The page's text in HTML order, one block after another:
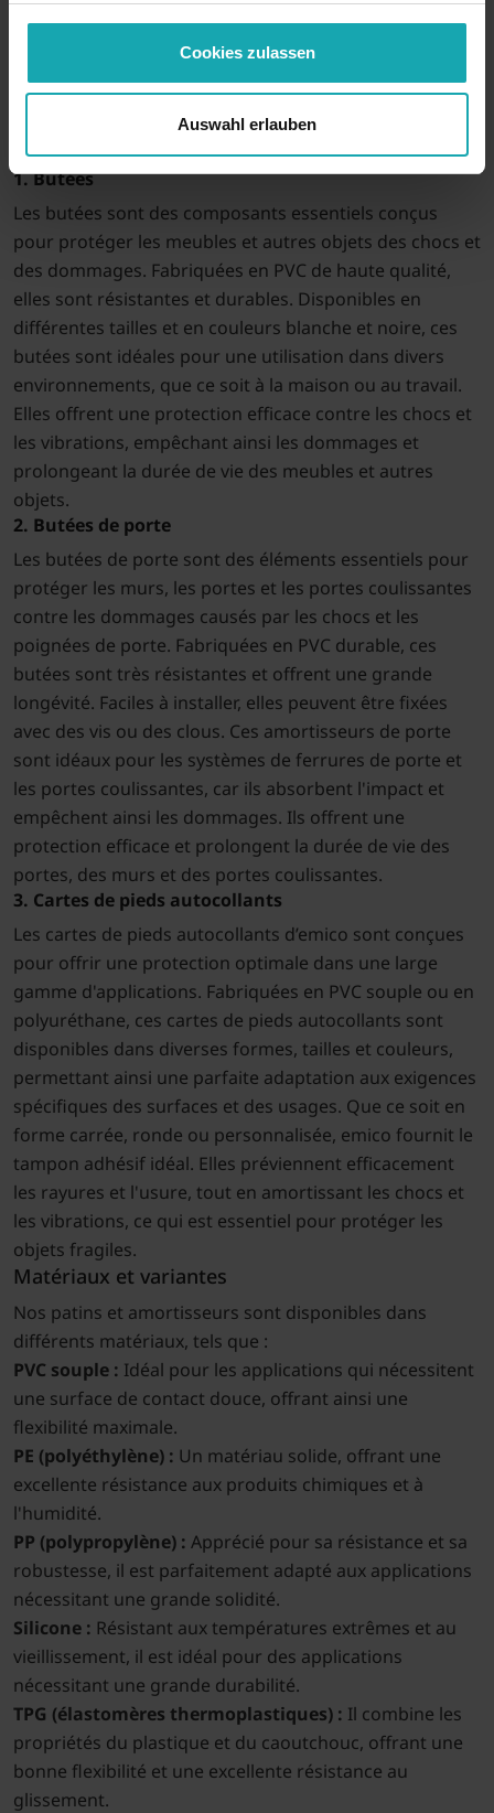
Cookies zulassen
Auswahl erlauben
Lesamortisseursjouent un rôle crucial dans la
d’amortisseurs, fabriqués dans divers matériaux et
formes, pour répondre aux besoins spécifiques de
chaque application.
1. Butées
Les butées sont des composants essentiels conçus
pour protéger les meubles et autres objets des chocs et
des dommages. Fabriquées en PVC de haute qualité,
elles sont résistantes et durables. Disponibles en
différentes tailles et en couleurs blanche et noire, ces
butées sont idéales pour une utilisation dans divers
environnements, que ce soit à la maison ou au travail.
Elles offrent une protection efficace contre les chocs et
les vibrations, empêchant ainsi les dommages et
prolongeant la durée de vie des meubles et autres
objets.
2. Butées de porte
Les butées de porte sont des éléments essentiels pour
protéger les murs, les portes et les portes coulissantes
contre les dommages causés par les chocs et les
poignées de porte. Fabriquées en PVC durable, ces
butées sont très résistantes et offrent une grande
longévité. Faciles à installer, elles peuvent être fixées
avec des vis ou des clous. Ces amortisseurs de porte
sont idéaux pour les systèmes de ferrures de porte et
les portes coulissantes, car ils absorbent l'impact et
empêchent ainsi les dommages. Ils offrent une
protection efficace et prolongent la durée de vie des
portes, des murs et des portes coulissantes.
3. Cartes de pieds autocollants
Les cartes de pieds autocollants d’emico sont conçues
pour offrir une protection optimale dans une large
gamme d'applications. Fabriquées en PVC souple ou en
polyuréthane, ces cartes de pieds autocollants sont
disponibles dans diverses formes, tailles et couleurs,
permettant ainsi une parfaite adaptation aux exigences
spécifiques des surfaces et des usages. Que ce soit en
forme carrée, ronde ou personnalisée, emico fournit le
tampon adhésif idéal. Elles préviennent efficacement
les rayures et l'usure, tout en amortissant les chocs et
les vibrations, ce qui est essentiel pour protéger les
objets fragiles.
Matériaux et variantes
Nos patins et amortisseurs sont disponibles dans
différents matériaux, tels que :
PVC souple : Idéal pour les applications qui nécessitent
une surface de contact douce, offrant ainsi une
flexibilité maximale.
PE (polyéthylène) : Un matériau solide, offrant une
excellente résistance aux produits chimiques et à
l'humidité.
PP (polypropylène) : Apprécié pour sa résistance et sa
robustesse, il est parfaitement adapté aux applications
nécessitant une grande solidité.
Silicone : Résistant aux températures extrêmes et au
vieillissement, il est idéal pour des applications
nécessitant une grande durabilité.
TPG (élastomères thermoplastiques) : Il combine les
propriétés du plastique et du caoutchouc, offrant une
bonne flexibilité et une excellente résistance au
glissement.